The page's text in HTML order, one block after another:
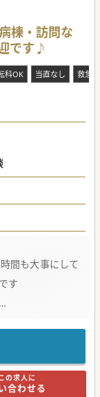
棟・訪問な
です♪
科OK 当直なし 救急
間も大事にして
す
る先生の募集で
ずご応募可能で
お問い合わせく
の求人に
合わせる